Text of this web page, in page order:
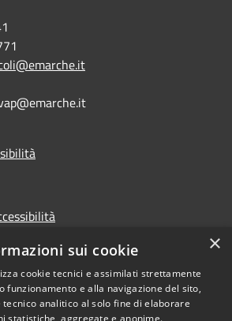
×
sui cookie
cookie tecnici e assimilati strettamente
funzionamento e alla navigazione del sito,
tecnico analitico al solo fine di elaborare
statistiche, aggregate e anonime.